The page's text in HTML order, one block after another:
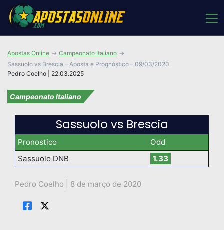
Pedro Coelho | 22.03.2025
Apostas Online
Campeonato Italiano
Sassuolo vs Brescia – Aposta e Prognóstico – 09/03/2020
Campeonato Italiano
Sassuolo vs Brescia
Pronostico
Odd
Sassuolo DNB
1.33
Pedro Coelho 8 de março de 2020